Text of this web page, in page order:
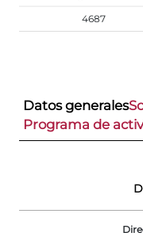
4687
Datos generales
Programa de